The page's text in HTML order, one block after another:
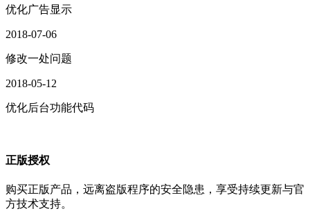
优化广告显示
2018-07-06
修改一处问题
2018-05-12
优化后台功能代码
正版授权
购买正版产品，远离盗版程序的安全隐患，享受持续更新与官
方技术支持。